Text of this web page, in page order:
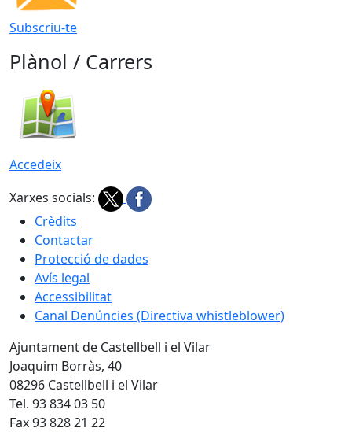
Subscriu-te
Plànol / Carrers
Accedeix
Xarxes socials:
Crèdits
Contactar
Protecció de dades
Avís legal
Accessibilitat
Canal Denúncies (Directiva whistleblower)
Ajuntament de Castellbell i el Vilar
Joaquim Borràs, 40
08296 Castellbell i el Vilar
Tel. 93 834 03 50
Fax 93 828 21 22